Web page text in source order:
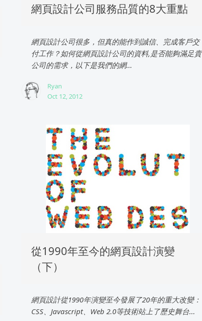
網頁設計公司服務品質的8大重點
網頁設計公司很多，但真的能作到誠信、完成客戶交
付工作？如何從網頁設計公司的資料,是否能夠滿足貴
公司的需求，以下是我們的網...
Ryan
Oct 12, 2012
從1990年至今的網頁設計演變
（下）
網頁設計從1990年演變至今發展了20年的重大改變：
CSS、Javascript、Web 2.0等技術站上了歷史舞台...